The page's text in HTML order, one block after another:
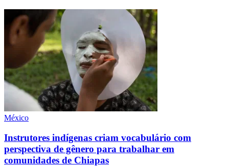
México
Instrutores indígenas criam vocabulário com
perspectiva de gênero para trabalhar em
comunidades de Chiapas